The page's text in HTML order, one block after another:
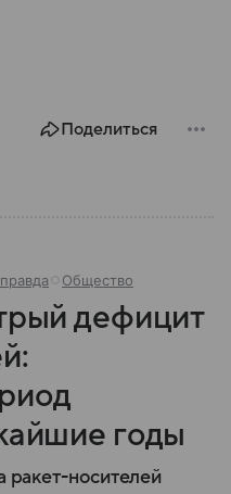
Поделиться
Общество
дефицит
годы
ракет-носителей